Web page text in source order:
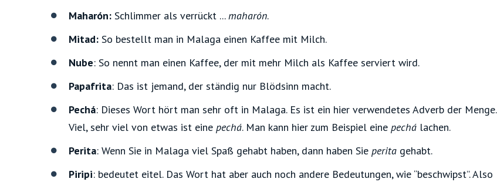
Maharón: Schlimmer als verrückt ...maharón.
Mitad: So bestellt man in Malaga einen Kaffee mit Milch.
Nube: So nennt man einen Kaffee, der mit mehr Milch als Kaffee serviert wird.
Papafrita: Das ist jemand, der ständig nur Blödsinn macht.
Pechá: Dieses Wort hört man sehr oft in Malaga. Es ist ein hier verwendetes Adverb der Menge.
Viel, sehr viel von etwas ist eine pechá. Man kann hier zum Beispiel eine pechá lachen.
Perita: Wenn Sie in Malaga viel Spaß gehabt haben, dann haben Sie perita gehabt.
Piripi: bedeutet eitel. Das Wort hat aber auch noch andere Bedeutungen, wie “beschwipst”. Also